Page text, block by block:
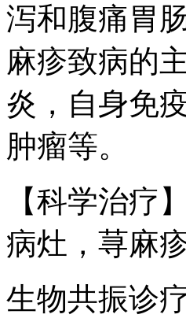
泻和腹痛胃
麻疹致病的
炎，自身免
肿瘤等。
【科学治疗
病灶，荨麻
生物共振诊